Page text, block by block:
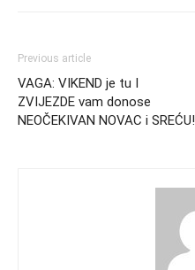
Previous article
VAGA: VIKEND je tu I
ZVIJEZDE vam donose
NEOČEKIVAN NOVAC i SREĆU!